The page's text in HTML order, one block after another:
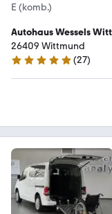
E (komb.)
Autohaus Wessels
26409 Wittmund
5 Sterne
(27)